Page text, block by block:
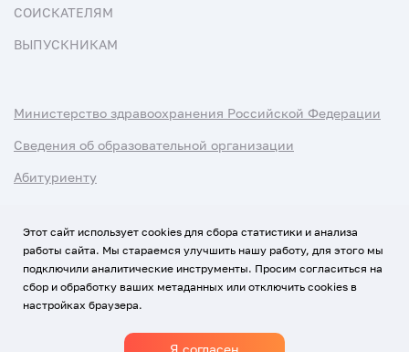
СОИСКАТЕЛЯМ
ВЫПУСКНИКАМ
Министерство здравоохранения Российской Федерации
Сведения об образовательной организации
Абитуриенту
Использование Cookies
Политика обработки персональных данных
Этот сайт использует cookies для сбора статистики и анализа
работы сайта. Мы стараемся улучшить нашу работу, для этого мы
подключили аналитические инструменты. Просим согласиться на
сбор и обработку ваших метаданных или отключить cookies в
настройках браузера.
Я согласен